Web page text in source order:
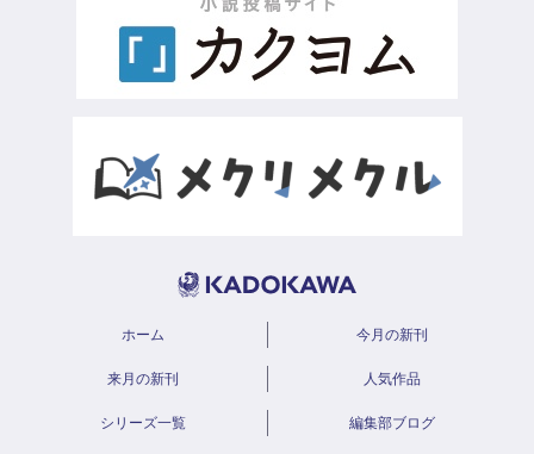
ホーム 今月の新刊
来月の新刊 人気作品
シリーズ一覧 編集部ブログ